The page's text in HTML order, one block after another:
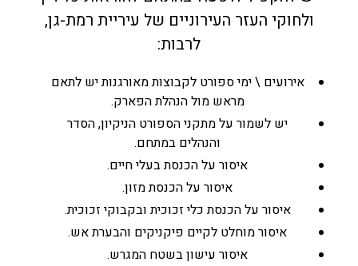
ולחוקי העזר העירוניים של עיריית רמת-גן,
לרבות:
אירועים \ ימי ספורט לקבוצות מאורגנות יש לתאם
מראש מול הנהלת הפארק.
יש לשמור על מתקני הספורט הניקיון, הסדר
והנהלים במתחם.
איסור על הכנסת בעלי חיים.
איסור על הכנסת מזון.
איסור על הכנסת כלי זכוכית ובקבוקי זכוכית.
איסור מוחלט לקיים פיקניקים והבערת אש.
איסור עישון בשטח המגרש.